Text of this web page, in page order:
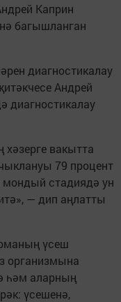
Каприн
багышланган
диагностикалау
Андрей
диагностикалау
вакытта
79 процент
мондый стадиядә ун
— дип аңлатты
үсеш
организмына
һәм аларның
үсешенә,